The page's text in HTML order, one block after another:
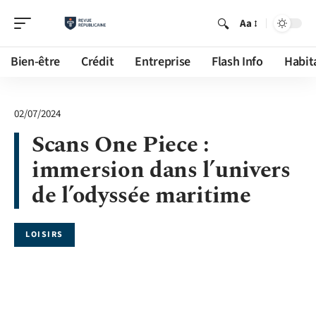
Aa
Bien-être Crédit Entreprise Flash Info
02/07/2024
Scans One Piece :
immersion dans l’univers
de l’odyssée maritime
LOISIRS